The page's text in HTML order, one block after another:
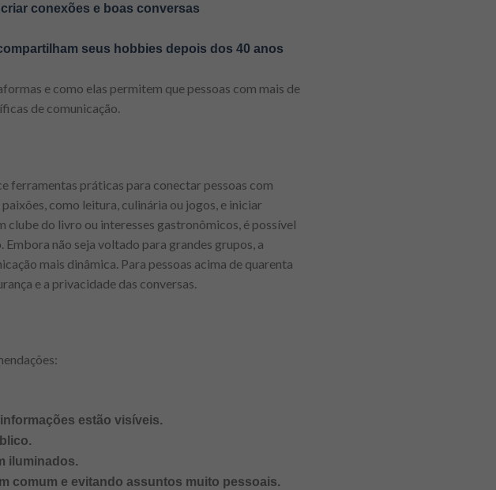
conexões e boas conversas
seus hobbies depois dos 40 anos
e como elas permitem que pessoas com mais de
de comunicação.
ferramentas práticas para conectar pessoas com
como leitura, culinária ou jogos, e iniciar
do livro ou interesses gastronômicos, é possível
não seja voltado para grandes grupos, a
mais dinâmica. Para pessoas acima de quarenta
e a privacidade das conversas.
estão visíveis.
iluminados.
comum e evitando assuntos muito pessoais.